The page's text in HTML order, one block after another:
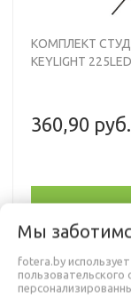
КОМПЛЕКТ
KEYLIGHT
360,90 руб.
• Мощность
• Количество
Мы
fotera.by
пользовательского